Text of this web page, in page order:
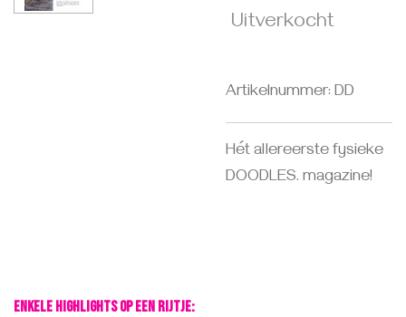
Uitverkocht
Artikelnummer: DD
Hét allereerste fysieke
DOODLES. magazine!
Enkele highlights op een rijtje: